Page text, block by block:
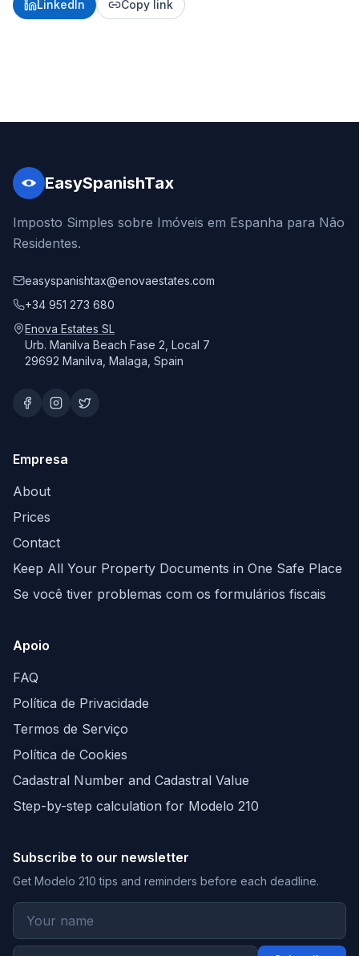
LinkedIn Copy link
EasySpanishTax
Imposto Simples sobre Imóveis em Espanha para Não
Residentes.
easyspanishtax@enovaestates.com
+34 951 273 680
Enova Estates SL
Urb. Manilva Beach Fase 2, Local 7
29692 Manilva, Malaga, Spain
Empresa
About
Prices
Contact
Keep All Your Property Documents in One Safe Place
Se você tiver problemas com os formulários fiscais
Apoio
FAQ
Política de Privacidade
Termos de Serviço
Política de Cookies
Cadastral Number and Cadastral Value
Step-by-step calculation for Modelo 210
Subscribe to our newsletter
Get Modelo 210 tips and reminders before each deadline.